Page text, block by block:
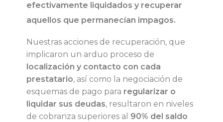
efectivamente liquidados y recuperar
aquellos que permanecían impagos.
Nuestras acciones de recuperación, que
implicaron un arduo proceso de
localización y contacto con cada
prestatario, así como la negociación de
esquemas de pago para regularizar o
liquidar sus deudas, resultaron en niveles
de cobranza superiores al 90% del saldo